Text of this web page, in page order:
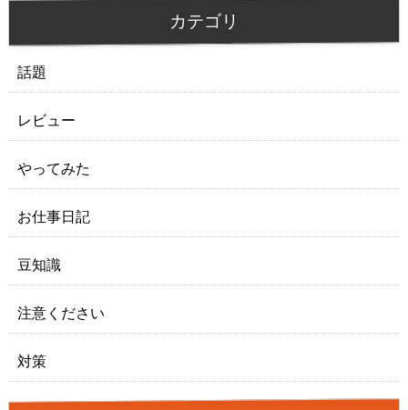
カテゴリ
話題
レビュー
やってみた
お仕事日記
豆知識
注意ください
対策